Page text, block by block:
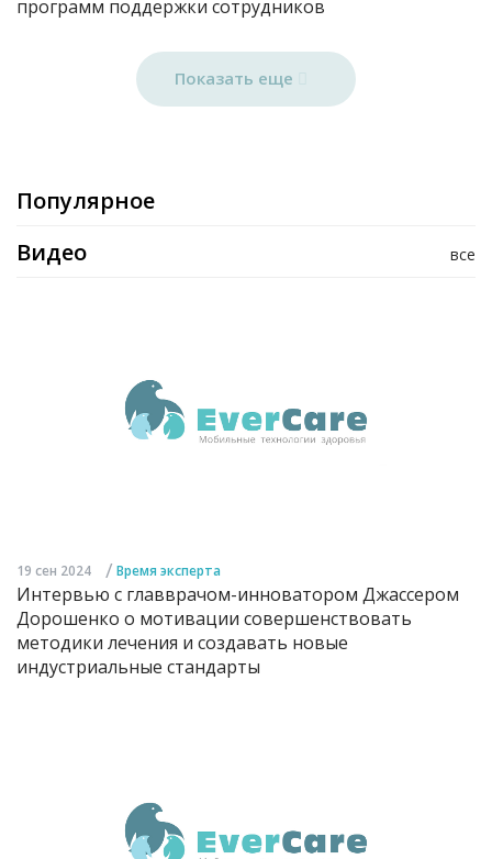
программ поддержки сотрудников
Показать еще
Популярное
все
Видео
19 сен 2024 / Время эксперта
Интервью с главврачом-инноватором Джассером
Дорошенко о мотивации совершенствовать
методики лечения и создавать новые
индустриальные стандарты